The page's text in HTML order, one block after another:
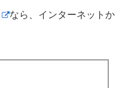
なら、インターネットか